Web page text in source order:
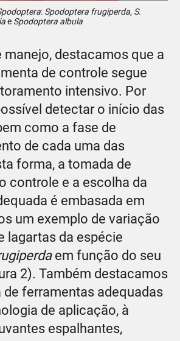
: Spodoptera frugiperda, S.
e Spodoptera albula
manejo, destacamos que a
de controle segue
intensivo. Por
detectar o início das
como a fase de
de cada uma das
forma, a tomada de
controle e a escolha da
é embasada em
um exemplo de variação
lagartas da espécie
em função do seu
2). Também destacamos
ferramentas adequadas
de aplicação, à
espalhantes,